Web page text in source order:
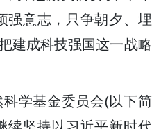
强意志，只争朝夕、埋
建成科技强国这一战略
学基金委员会(以下简